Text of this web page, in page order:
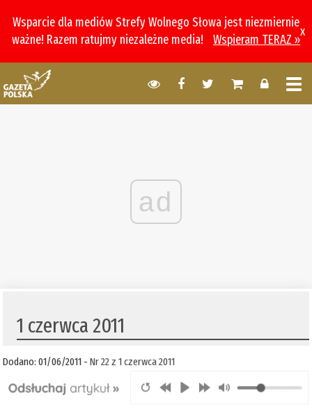
Wsparcie dla mediów Strefy Wolnego Słowa jest niezmiernie
ważne! Razem ratujmy niezależne media!
Wspieram TERAZ »
x
ad
1 czerwca 2011
Dodano: 01/06/2011 -Nr 22 z 1 czerwca 2011